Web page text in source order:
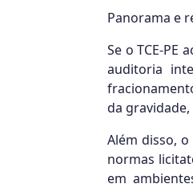
Panorama e
Se o TCE-PE
auditoria
da
Além disso,
normas
em